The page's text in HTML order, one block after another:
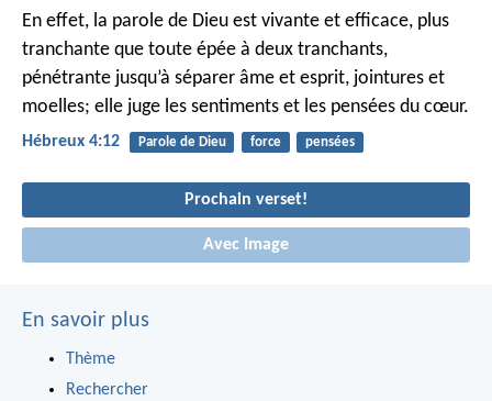
En effet, la parole de Dieu est vivante et efficace, plus
tranchante que toute épée à deux tranchants,
pénétrante jusqu’à séparer âme et esprit, jointures et
moelles; elle juge les sentiments et les pensées du cœur.
Hébreux 4:12 Parole de Dieu force pensées
Prochain verset!
Avec Image
En savoir plus
Thème
Rechercher